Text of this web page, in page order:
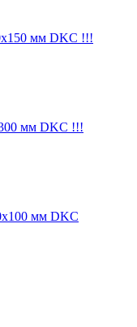
мм DKC !!!
мм DKC !!!
мм DKC